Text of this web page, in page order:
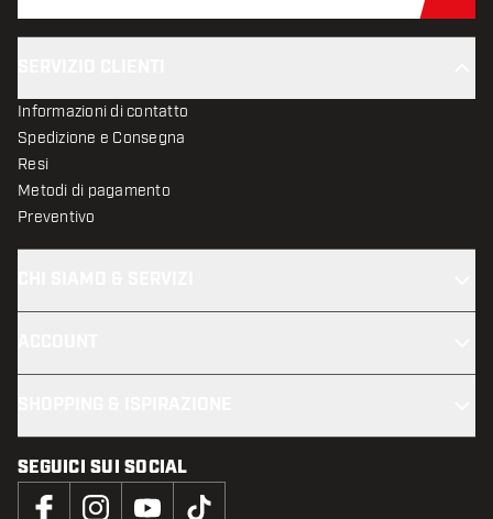
Informazioni di contatto
Spedizione e Consegna
Resi
Metodi di pagamento
Preventivo
SEGUICI SUI SOCIAL